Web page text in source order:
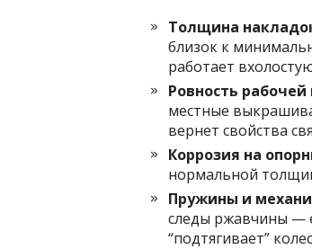
Толщина
близок к
работает
Ровность рабочей
местные
вернет свойства
Коррозия на
нормальной
Пружины и
следы ржавчины —
“подтягивает”